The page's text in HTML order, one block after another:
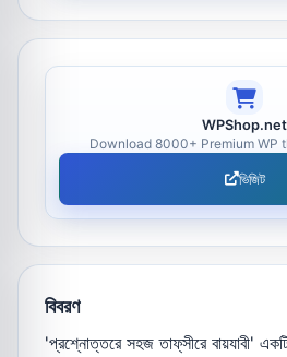
WPShop.net
Download 8000+ Premium WP
ভিজিট
বিবরণ
'প্রশ্নোত্তরে সহজ তাফ্‌সীরে বায়যাবী'